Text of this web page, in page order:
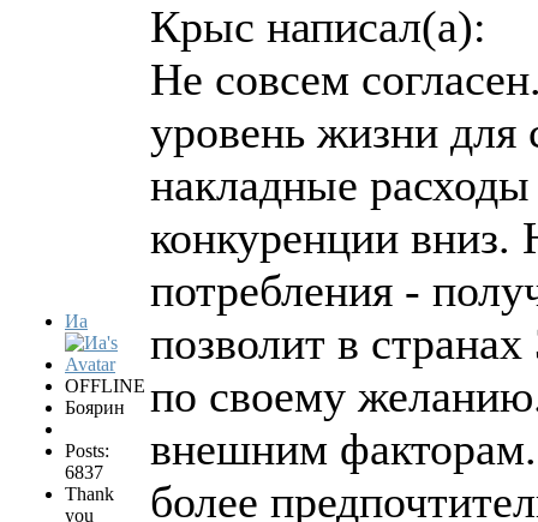
Иа
OFFLINE
Боярин
Posts:
6837
Thank
you
Крыс написал(а):
Не совсем
уровень жизни для
накладные
конкуренции вниз.
потребления -
позволит в
по своему
внешним
более